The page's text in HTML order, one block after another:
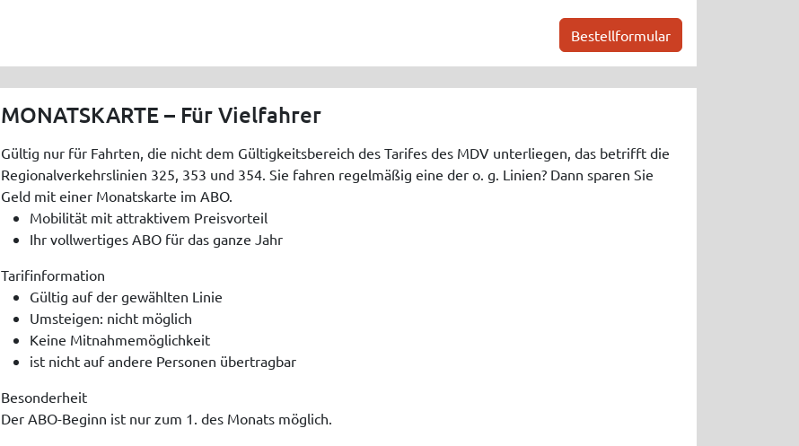
Bestellformular
MONATSKARTE – Für Vielfahrer
Gültig nur für Fahrten, die nicht dem Gültigkeitsbereich des Tarifes des MDV unterliegen, das betrifft die
Regionalverkehrslinien 325, 353 und 354. Sie fahren regelmäßig eine der o. g. Linien? Dann sparen Sie
Geld mit einer Monatskarte im ABO.
Mobilität mit attraktivem Preisvorteil
Ihr vollwertiges ABO für das ganze Jahr
Tarifinformation
Gültig auf der gewählten Linie
Umsteigen: nicht möglich
Keine Mitnahmemöglichkeit
ist nicht auf andere Personen übertragbar
Besonderheit
Der ABO-Beginn ist nur zum 1. des Monats möglich.